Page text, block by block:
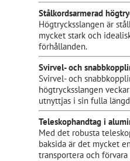
Stålkordsarmerad
Högtrycksslangen är
mycket stark och
förhållanden.
Svirvel- och
Svirvel- och
högtrycksslangen
utnyttjas i sin fulla
Teleskophandtag i
Med det robusta
baksida är det mycket
transportera och förvara